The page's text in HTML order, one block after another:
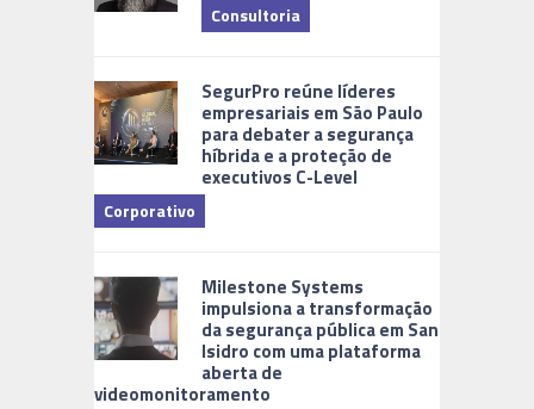
Consultoria
SegurPro reúne líderes
empresariais em São Paulo
para debater a segurança
híbrida e a proteção de
executivos C-Level
Corporativo
Milestone Systems
impulsiona a transformação
da segurança pública em San
Isidro com uma plataforma
aberta de
videomonitoramento